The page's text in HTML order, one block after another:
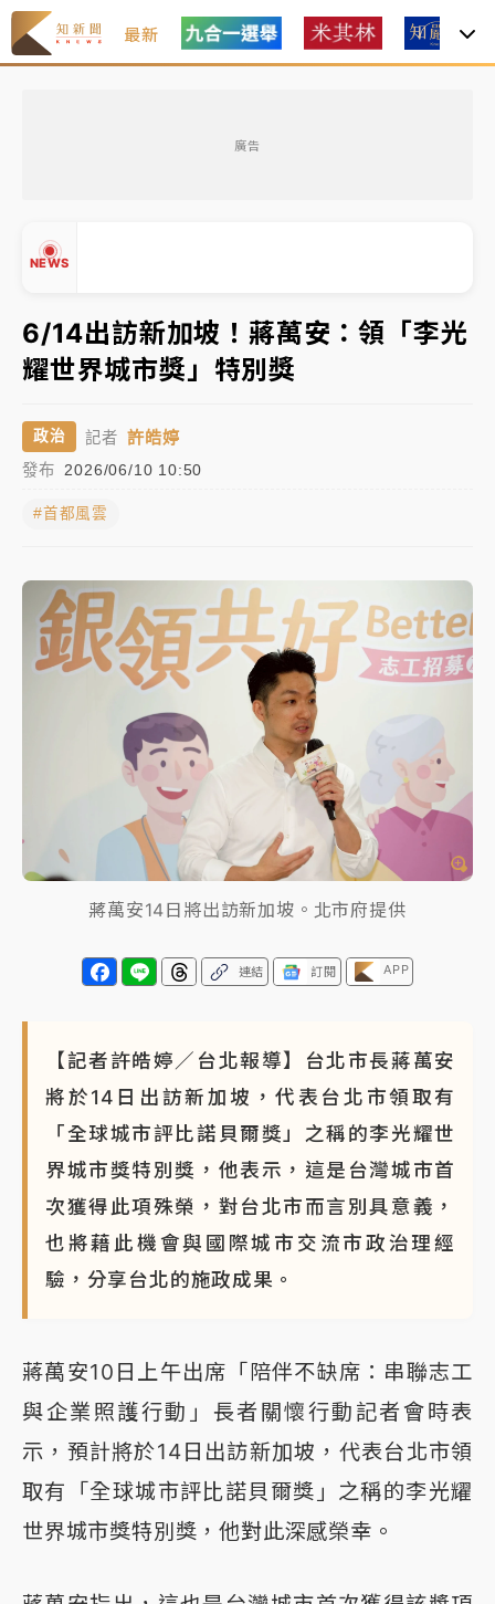
最新
廣告
NEWS
中信慈善基金會想增加董事人數！辜仲諒向法院聲請遭
駁 理由曝光
故宮《龍藏經》特展第2檔！今線上預約開賣一度塞車
周六起展出延長至晚上7時
台東農業處長涉圖利渡假村！東檢抗告成功 今重開羈
父親節泡湯了！中颱白海豚雨彈轟3天 「紅到發紫」降
雨熱區曝
台積電殺35元、台股跌近300點 被動元件、低軌衛星
及載板皆走弱
中信慈善基金會想增加董事人數！辜仲諒向法院聲請遭
駁 理由曝光
故宮《龍藏經》特展第2檔！今線上預約開賣一度塞車
周六起展出延長至晚上7時
台東農業處長涉圖利渡假村！東檢抗告成功 今重開羈
父親節泡湯了！中颱白海豚雨彈轟3天 「紅到發紫」降
雨熱區曝
6/14出訪新加坡！蔣萬安：領「李光
耀世界城市獎」特別獎
政治 記者 許皓婷
發布 2026/06/10 10:50
#首都風雲
蔣萬安14日將出訪新加坡。北市府提供
連結 訂閱 APP
【記者許皓婷／台北報導】台北市長蔣萬安
將於14日出訪新加坡，代表台北市領取有
「全球城市評比諾貝爾獎」之稱的李光耀世
界城市獎特別獎，他表示，這是台灣城市首
次獲得此項殊榮，對台北市而言別具意義，
也將藉此機會與國際城市交流市政治理經
驗，分享台北的施政成果。
蔣萬安10日上午出席「陪伴不缺席：串聯志工
與企業照護行動」長者關懷行動記者會時表
示，預計將於14日出訪新加坡，代表台北市領
取有「全球城市評比諾貝爾獎」之稱的李光耀
世界城市獎特別獎，他對此深感榮幸。